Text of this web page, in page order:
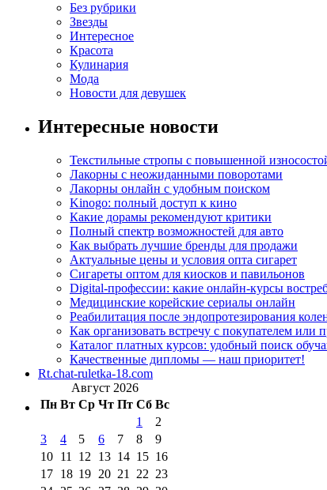
Без рубрики
Звезды
Интересное
Красота
Кулинария
Мода
Новости для девушек
Интересные новости
Текстильные стропы с повышенной
Лакорны с неожиданными поворотами
Лакорны онлайн с удобным поиском
Kinogo: полный доступ к кино
Какие дорамы рекомендуют критики
Полный спектр возможностей для авто
Как выбрать лучшие бренды для продажи
Актуальные цены и условия опта сигарет
Сигареты оптом для киосков и павильонов
Digital-профессии: какие онлайн-курсы
Медицинские корейские сериалы онлайн
Реабилитация после эндопротезирования
Как организовать встречу с покупателем или
Каталог платных курсов: удобный поиск
Качественные дипломы — наш приоритет!
Rt.chat-ruletka-18.com
Август 2026
Пн Вт Ср Чт Пт Сб Вс
1
2
3
4 5 6 7 8
9
10 11 12 13 14 15 16
17 18 19 20 21 22 23